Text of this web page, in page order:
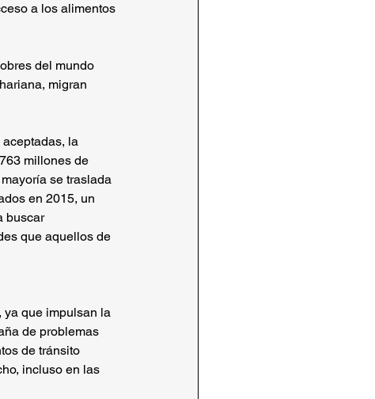
a los alimentos
del mundo
migran
la
millones de
se traslada
en 2015, un
buscar
que aquellos de
ya que impulsan la
de problemas
de tránsito
incluso en las